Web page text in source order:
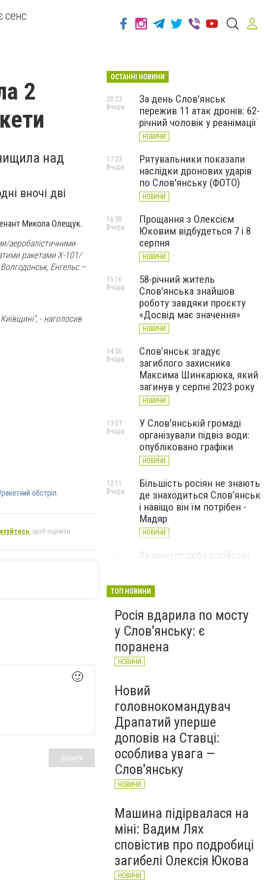
сенс
2
над
вночі дві
Микола Олещук.
аеробалістичними
ракетами Х-101/
Енгельс –
- наголосив
обстріл
, щоб оцінити
🙂
Додати
ОСТАННІ НОВИНИ
За день Слов'янськ
пережив 11 атак дронів: 62-
річний чоловік у реанімації
НОВИНИ
20:23
Вчора
Рятувальники показали
наслідки дронових ударів
по Слов'янську (ФОТО)
НОВИНИ
17:23
Вчора
Прощання з Олексієм
Юковим відбудеться 7 і 8
серпня
НОВИНИ
16:30
Вчора
58-річний житель
Слов'янська знайшов
роботу завдяки проєкту
«Досвід має значення»
НОВИНИ
15:16
Вчора
Слов’янськ згадує
загиблого захисника
Максима Шинкарюка, який
загинув у серпні 2023 року
НОВИНИ
14:36
Вчора
У Слов'янській громаді
організували підвіз води:
опубліковано графіки
НОВИНИ
13:07
Вчора
Більшість росіян не знають
де знаходиться Слов’янськ
і навіщо він їм потрібен -
Мадяр
НОВИНИ
12:11
Вчора
За минулу добу російські
великої війни: 6 серпня
ТОП НОВИНИ
Росія вдарила по мосту
у Слов'янську: є
поранена
НОВИНИ
Новий
головнокомандувач
Драпатий уперше
доповів на Ставці:
особлива увага —
Слов'янську
НОВИНИ
Машина підірвалася на
міні: Вадим Лях
сповістив про подробиці
загибелі Олексія Юкова
НОВИНИ